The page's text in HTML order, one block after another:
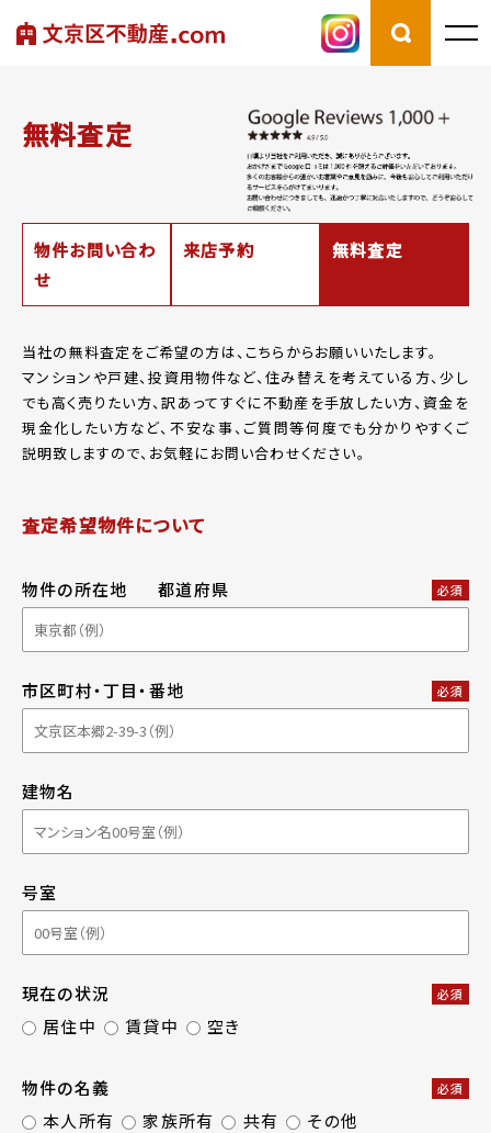
無料査定
物件お問い合わ
せ
来店予約 無料査定
当社の無料査定をご希望の方は、こちらからお願いいたします。
マンションや戸建、投資用物件など、住み替えを考えている方、少し
でも高く売りたい方、訳あってすぐに不動産を手放したい方、資金を
現金化したい方など、 不安な事、ご質問等何度でも分かりやすくご
説明致しますので、お気軽にお問い合わせください。
査定希望物件について
物件の所在地 都道府県 必須
市区町村・丁目・番地 必須
建物名
号室
現在の状況 必須
居住中 賃貸中 空き
物件の名義 必須
本人所有 家族所有 共有 その他